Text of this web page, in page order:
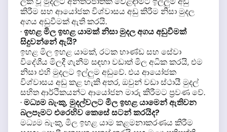
කිරීම සහ ආයෝජක විශ්වාසය අඩු කිරීම නිසා මුදල
අගය අඩුවීමක් ඇති කරයි.
·ඉහළ මිල ඉහළ යාමක් නිසා මුදල අගය අඩුවීමක්
සිදුවන්නේ ඇයි?
ඉහළ මිල ඉහළ යාමක්, රටක භාණ්ඩ සහ සේවා
විදේශීය මිලදී ගැනීම් සඳහා වඩාත් මිල අධික කරයි, එම
නිසා එහි මුදලට ඉල්ලුම අඩුවේ. එය ආයෝජක
විශ්වාසය අඩු කළ හැකි අතර, ඔවුන් වඩා ස්ථායී මුදල්
සහිත ආර්ථිකයන්ට ආයෝජන මාරු කිරීමට ප්‍රවණ වේ.
·මධ්‍යම බැංකු, මුදල්වලට මිල ඉහළ යාමෙන් ඇතිවන
බලපෑමට එරෙහිව කෙසේ සටන් කරයිද?
මධ්‍යම බැංකු, මිල ඉහළ යාම කළමනාකරණය කිරීම